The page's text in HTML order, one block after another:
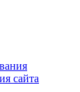
сайта